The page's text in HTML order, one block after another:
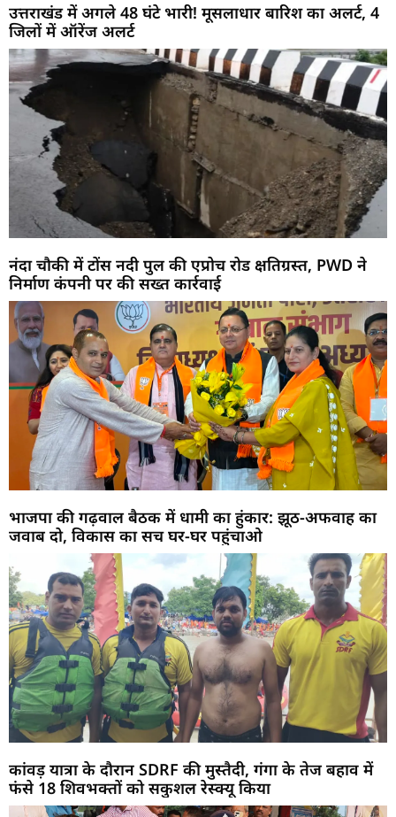
उत्तराखंड में अगले 48 घंटे भारी! मूसलाधार बारिश का अलर्ट, 4
जिलों में ऑरेंज अलर्ट
नंदा चौकी में टोंस नदी पुल की एप्रोच रोड क्षतिग्रस्त, PWD ने
निर्माण कंपनी पर की सख्त कार्रवाई
भाजपा की गढ़वाल बैठक में धामी का हुंकार: झूठ-अफवाह का
जवाब दो, विकास का सच घर-घर पहुंचाओ
कांवड़ यात्रा के दौरान SDRF की मुस्तैदी, गंगा के तेज बहाव में
फंसे 18 शिवभक्तों को सकुशल रेस्क्यू किया